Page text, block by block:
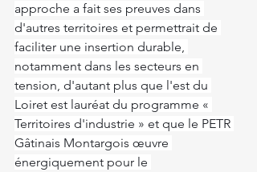
approche a fait ses preuves dans
d'autres territoires et permettrait de
faciliter une insertion durable,
notamment dans les secteurs en
tension, d'autant plus que l'est du
Loiret est lauréat du programme «
Territoires d'industrie » et que le PETR
Gâtinais Montargois œuvre
énergiquement pour le